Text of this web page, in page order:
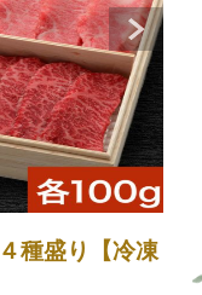
種盛り【冷凍